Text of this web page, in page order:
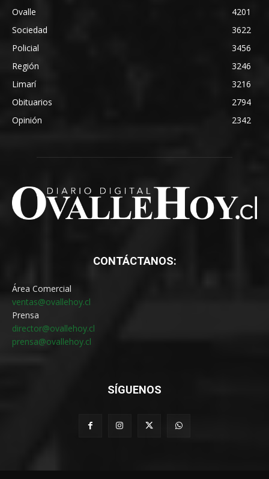
Ovalle
4201
Sociedad
3622
Policial
3456
Región
3246
Limarí
3216
Obituarios
2794
Opinión
2342
CONTÁCTANOS:
Área Comercial
ventas@ovallehoy.cl
Prensa
director@ovallehoy.cl
prensa@ovallehoy.cl
SÍGUENOS